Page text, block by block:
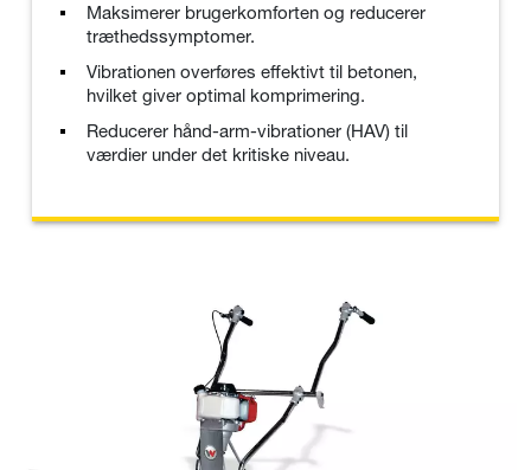
Maksimerer brugerkomforten og reducerer
træthedssymptomer.
Vibrationen overføres effektivt til betonen,
hvilket giver optimal komprimering.
Reducerer hånd-arm-vibrationer (HAV) til
værdier under det kritiske niveau.